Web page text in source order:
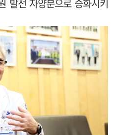
발전 자양분으로 승화시키